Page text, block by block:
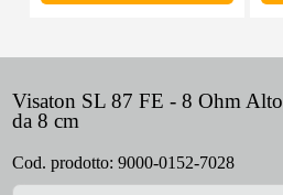
Visaton SL 87 FE - 8 Ohm
da 8 cm
Cod. prodotto: 9000-0152-7028